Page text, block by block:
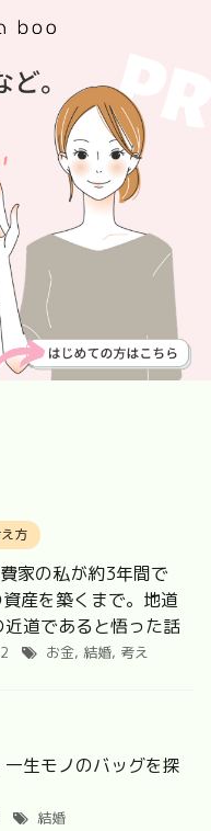
方
家の私が約3年間で
産を築くまで。地道
近道であると悟った話
お金, 結婚, 考え
生モノのバッグを探
結婚